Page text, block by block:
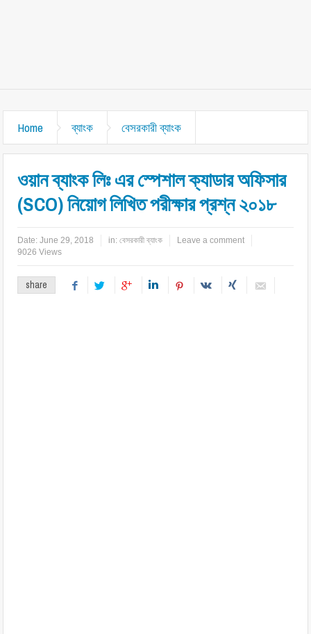
Home ব্যাংক বেসরকারী ব্যাংক
ওয়ান ব্যাংক লিঃ এর স্পেশাল ক্যাডার অফিসার
(SCO) নিয়োগ লিখিত পরীক্ষার প্রশ্ন ২০১৮
Date:June 29, 2018 in:বেসরকারী ব্যাংক
Leave a comment
9026 Views
share